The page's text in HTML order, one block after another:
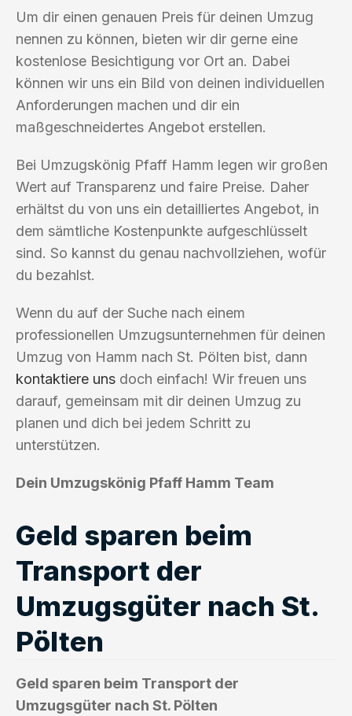
Um dir einen genauen Preis für deinen Umzug
nennen zu können, bieten wir dir gerne eine
kostenlose Besichtigung vor Ort an. Dabei
können wir uns ein Bild von deinen individuellen
Anforderungen machen und dir ein
maßgeschneidertes Angebot erstellen.
Bei Umzugskönig Pfaff Hamm legen wir großen
Wert auf Transparenz und faire Preise. Daher
erhältst du von uns ein detailliertes Angebot, in
dem sämtliche Kostenpunkte aufgeschlüsselt
sind. So kannst du genau nachvollziehen, wofür
du bezahlst.
Wenn du auf der Suche nach einem
professionellen Umzugsunternehmen für deinen
Umzug von Hamm nach St. Pölten bist, dann
kontaktiere uns doch einfach! Wir freuen uns
darauf, gemeinsam mit dir deinen Umzug zu
planen und dich bei jedem Schritt zu
unterstützen.
Dein Umzugskönig Pfaff Hamm Team
Geld sparen beim
Transport der
Umzugsgüter nach St.
Pölten
Geld sparen beim Transport der
Umzugsgüter nach St. Pölten